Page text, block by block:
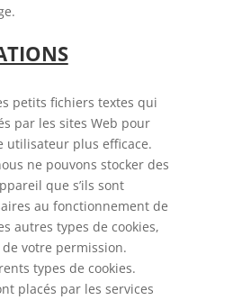
petits fichiers textes qui
par les sites Web pour
utilisateur plus efficace.
ne pouvons stocker des
que s’ils sont
au fonctionnement de
autres types de cookies,
votre permission.
types de cookies.
placés par les services